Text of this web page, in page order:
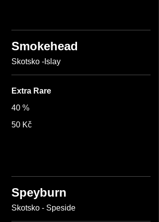
Smokehead
Skotsko -Islay
Extra Rare
40 %
50 Kč
Speyburn
Skotsko - Speside